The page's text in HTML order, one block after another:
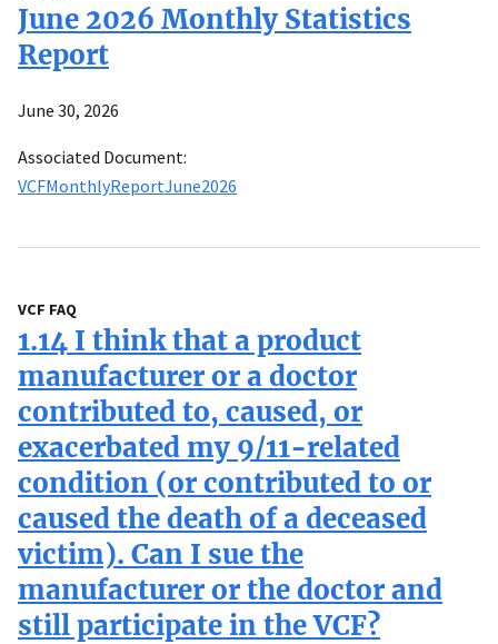
June 2026 Monthly Statistics
Report
June 30, 2026
Associated Document:
VCFMonthlyReportJune2026
VCF FAQ
1.14 I think that a product
manufacturer or a doctor
contributed to, caused, or
exacerbated my 9/11-related
condition (or contributed to or
caused the death of a deceased
victim). Can I sue the
manufacturer or the doctor and
still participate in the VCF?